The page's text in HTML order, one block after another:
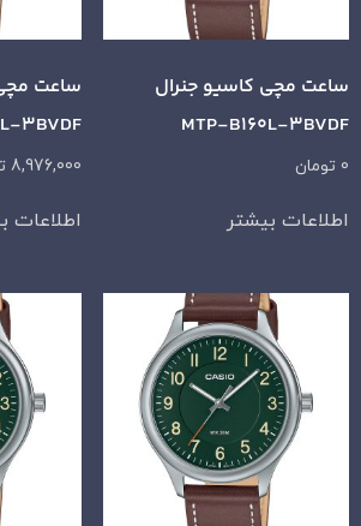
ساعت مچی کاسیو جنرال
MTP-B160L-3BVDF
0 تومان
اطلاعات بیشتر
ساعت
3BVDF
8,976,000
اطلاعات